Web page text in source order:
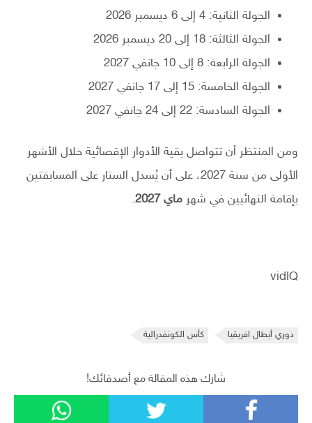
الجولة الثانية: 4 إلى 6 ديسمبر 2026
الجولة الثالثة: 18 إلى 20 ديسمبر 2026
الجولة الرابعة: 8 إلى 10 جانفي 2027
الجولة الخامسة: 15 إلى 17 جانفي 2027
الجولة السادسة: 22 إلى 24 جانفي 2027
ومن المنتظر أن تتواصل بقية الأدوار الإقصائية خلال الأشهر
الأولى من سنة 2027، على أن يُسدل الستار على المسابقتين
بإقامة النهائيين في شهر ماي 2027 .
vidIQ
دوري أبطال افريقيا كأس الكونفدرالية
شارك هذه المقالة مع أصدقائك!